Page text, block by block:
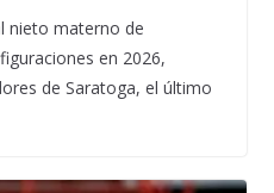
nieto materno de
en 2026,
de Saratoga, el último